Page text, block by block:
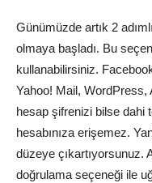
Günümüzde artık 2
olmaya başladı. Bu
kullanabilirsiniz.
Yahoo! Mail, WordPress,
hesap şifrenizi bilse dahi
hesabınıza erişemez.
düzeye çıkartıyorsunuz.
doğrulama seçeneği ile